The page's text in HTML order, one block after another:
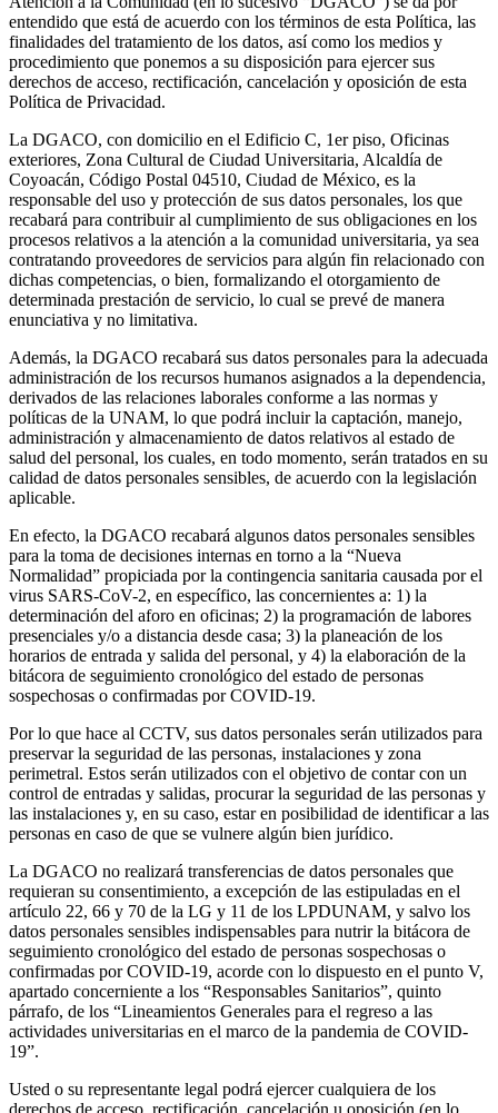
entendido que está de acuerdo con los términos de esta Política, las
finalidades del tratamiento de los datos, así como los medios y
procedimiento que ponemos a su disposición para ejercer sus
derechos de acceso, rectificación, cancelación y oposición de esta
Política de Privacidad.
La DGACO, con domicilio en el Edificio C, 1er piso, Oficinas
exteriores, Zona Cultural de Ciudad Universitaria, Alcaldía de
Coyoacán, Código Postal 04510, Ciudad de México, es la
responsable del uso y protección de sus datos personales, los que
recabará para contribuir al cumplimiento de sus obligaciones en los
procesos relativos a la atención a la comunidad universitaria, ya sea
contratando proveedores de servicios para algún fin relacionado con
dichas competencias, o bien, formalizando el otorgamiento de
determinada prestación de servicio, lo cual se prevé de manera
enunciativa y no limitativa.
Además, la DGACO recabará sus datos personales para la adecuada
administración de los recursos humanos asignados a la dependencia,
derivados de las relaciones laborales conforme a las normas y
políticas de la UNAM, lo que podrá incluir la captación, manejo,
administración y almacenamiento de datos relativos al estado de
salud del personal, los cuales, en todo momento, serán tratados en su
calidad de datos personales sensibles, de acuerdo con la legislación
aplicable.
En efecto, la DGACO recabará algunos datos personales sensibles
para la toma de decisiones internas en torno a la “Nueva
Normalidad” propiciada por la contingencia sanitaria causada por el
virus SARS-CoV-2, en específico, las concernientes a: 1) la
determinación del aforo en oficinas; 2) la programación de labores
presenciales y/o a distancia desde casa; 3) la planeación de los
horarios de entrada y salida del personal, y 4) la elaboración de la
bitácora de seguimiento cronológico del estado de personas
sospechosas o confirmadas por COVID-19.
Por lo que hace al CCTV, sus datos personales serán utilizados para
preservar la seguridad de las personas, instalaciones y zona
perimetral. Estos serán utilizados con el objetivo de contar con un
control de entradas y salidas, procurar la seguridad de las personas y
las instalaciones y, en su caso, estar en posibilidad de identificar a las
personas en caso de que se vulnere algún bien jurídico.
La DGACO no realizará transferencias de datos personales que
requieran su consentimiento, a excepción de las estipuladas en el
artículo 22, 66 y 70 de la LG y 11 de los LPDUNAM, y salvo los
datos personales sensibles indispensables para nutrir la bitácora de
seguimiento cronológico del estado de personas sospechosas o
confirmadas por COVID-19, acorde con lo dispuesto en el punto V,
apartado concerniente a los “Responsables Sanitarios”, quinto
párrafo, de los “Lineamientos Generales para el regreso a las
actividades universitarias en el marco de la pandemia de COVID-
19”.
Usted o su representante legal podrá ejercer cualquiera de los